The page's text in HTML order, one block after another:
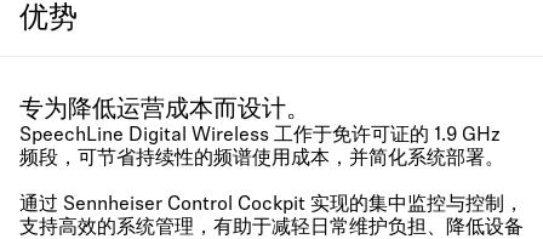
优势
专为降低运营成本而设计。
SpeechLine Digital Wireless 工作于免许可证的 1.9 GHz
频段，可节省持续性的频谱使用成本，并简化系统部署。
通过 Sennheiser Control Cockpit 实现的集中监控与控制，
支持高效的系统管理，有助于减轻日常维护负担、降低设备